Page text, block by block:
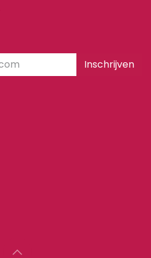
Inschrijven